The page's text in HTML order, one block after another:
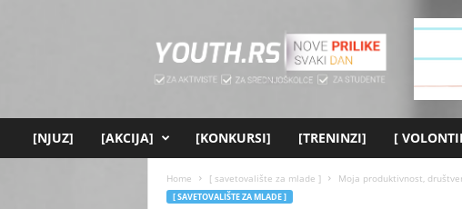
.
[NJUZ] [AKCIJA] [KONKURSI] [TRENINZI] [
Home [ savetovalište za mlade ] Moja produktivnost,
[ SAVETOVALIŠTE ZA MLADE ]